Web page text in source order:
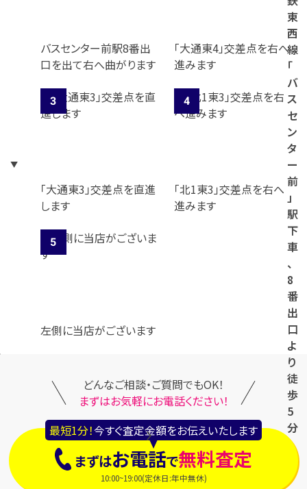
東
西
線
「
バ
ス
セ
ン
タ
ー
前
」
駅
下
車
、
8
番
出
口
よ
り
徒
歩
5
分
バスセンター前駅8番出
口を出て右へ曲がります
「大通東4」交差点を右へ
進みます
「大通東3」交差点を直進
します
「北1東3」交差点を右へ
進みます
左側に当店がございます
どんなご相談・ご質問でもOK！
まずはお気軽にお電話ください！
最短1分！今すぐ査定金額をお伝えいたします
まずはお電話で無料査定
10:00~19:00(定休日:年中無休)